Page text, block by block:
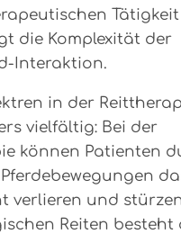
die Komplexität der
Interaktion.
in der
vielfältig: Bei der
können Patienten
verlieren und
Reiten besteht